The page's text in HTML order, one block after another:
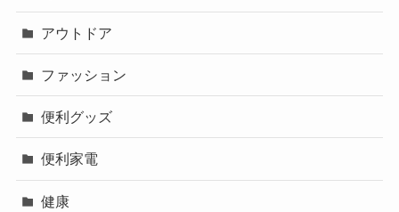
アウトドア
ファッション
便利グッズ
便利家電
健康